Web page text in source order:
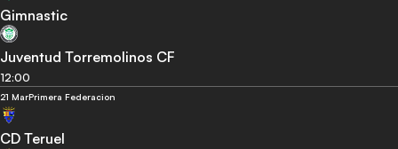
Gimnastic
Juventud Torremolinos CF
12:00
21 MarPrimera Federacion
CD Teruel